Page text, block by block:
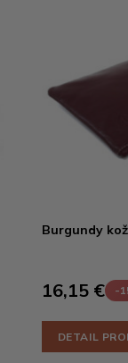
Burgundy
16,15 € -
DETAIL